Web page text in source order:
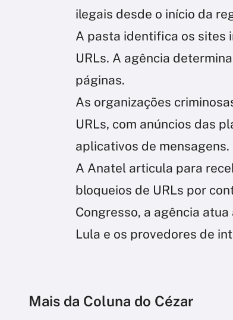
ilegais desde o início da
A pasta identifica os sites
URLs. A agência
páginas.
As organizações
URLs, com anúncios das
aplicativos de mensagens.
A Anatel articula para
bloqueios de URLs por
Congresso, a agência
Lula e os provedores de
Mais da Coluna do Cézar